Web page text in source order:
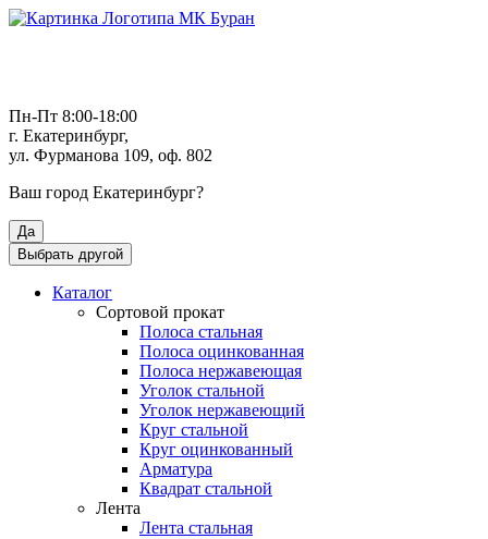
Пн-Пт 8:00-18:00
г. Екатеринбург,
ул. Фурманова 109, оф. 802
Ваш город Екатеринбург?
Да
Выбрать другой
Каталог
Сортовой прокат
Полоса стальная
Полоса оцинкованная
Полоса нержавеющая
Уголок стальной
Уголок нержавеющий
Круг стальной
Круг оцинкованный
Арматура
Квадрат стальной
Лента
Лента стальная